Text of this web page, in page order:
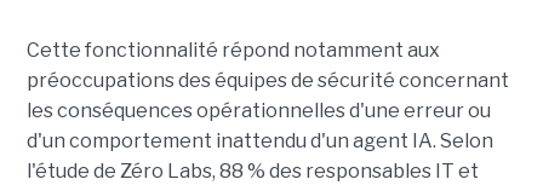
Cette fonctionnalité répond notamment aux
préoccupations des équipes de sécurité concernant
les conséquences opérationnelles d'une erreur ou
d'un comportement inattendu d'un agent IA. Selon
l'étude de Zéro Labs, 88 % des responsables IT et